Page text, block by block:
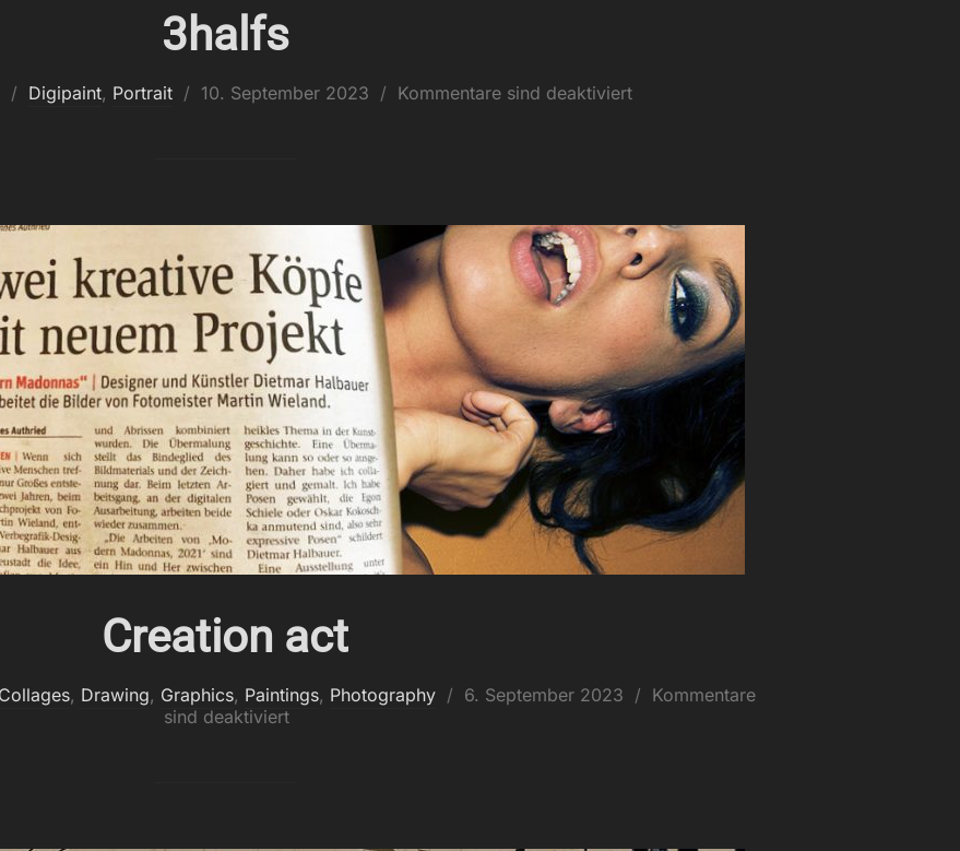
3halfs
Digipaint, Portrait
Veröffentlicht
10. September 2023 Kommentare sind deaktiviert
Creation act
Collages, Drawing, Graphics, Paintings, Photography
Veröffentlicht
6. September 2023
Kommentare
sind deaktiviert